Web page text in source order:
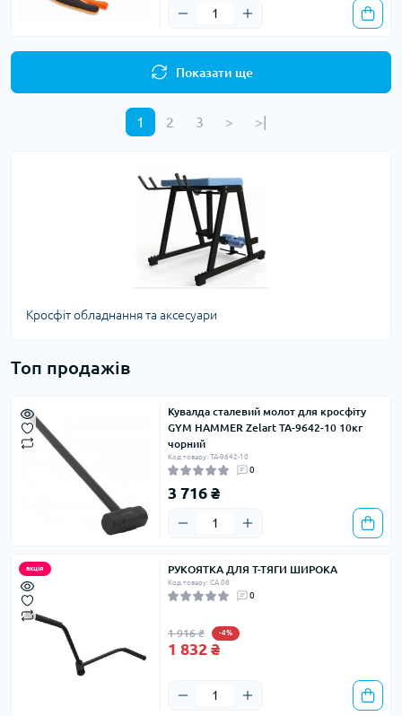
Показати ще
1 2 3 > >|
Кросфіт обладнання та аксесуари
Топ продажів
Кувалда сталевий молот для кросфіту
GYM HAMMER Zelart TA-9642-10 10кг
чорний
Код товару: TA-9642-10
0
3 716 ₴
акція РУКОЯТКА ДЛЯ Т-ТЯГИ ШИРОКА
Код товару: CA.08
0
1 916 ₴ -4%
1 832 ₴